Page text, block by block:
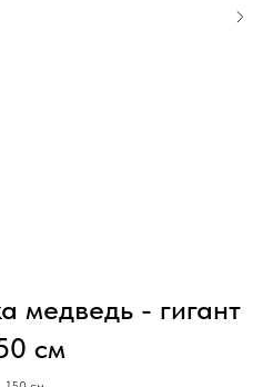
медведь - гигант
см